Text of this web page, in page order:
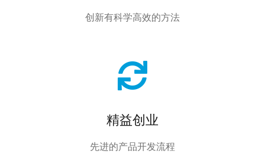
创新有科学高效的方法
精益创业
先进的产品开发流程